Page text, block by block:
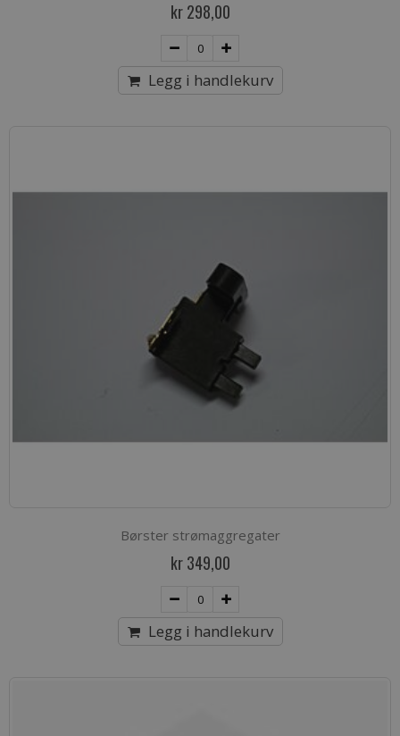
kr 298,00
Legg i handlekurv
Børster strømaggregater
kr 349,00
Legg i handlekurv